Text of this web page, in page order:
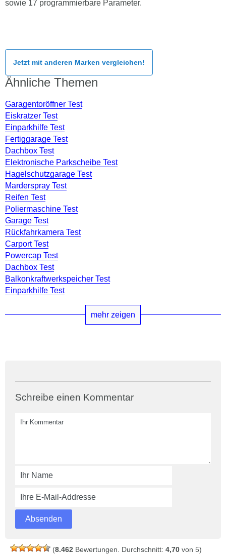
sowie 17 programmierbare Parameter.
Jetzt mit anderen Marken vergleichen!
Ähnliche Themen
Garagentoröffner Test
Eiskratzer Test
Einparkhilfe Test
Fertiggarage Test
Dachbox Test
Elektronische Parkscheibe Test
Hagelschutzgarage Test
Marderspray Test
Reifen Test
Poliermaschine Test
Garage Test
Rückfahrkamera Test
Carport Test
Powercap Test
Dachbox Test
Balkonkraftwerkspeicher Test
Einparkhilfe Test
mehr zeigen
Schreibe einen Kommentar
(8.462 Bewertungen. Durchschnitt: 4,70 von 5)